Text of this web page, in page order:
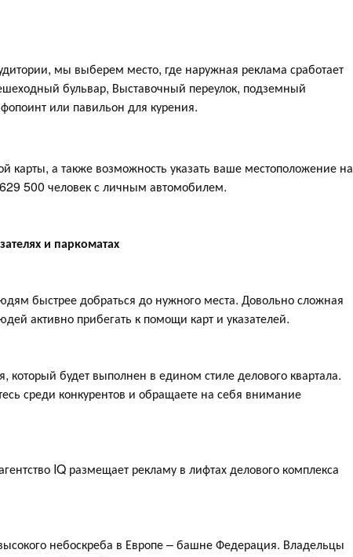
мы выберем место, где наружная реклама сработает
бульвар, Выставочный переулок, подземный
или павильон для курения.
карты, а также возможность указать ваше местоположение на
629 500 человек с личным автомобилем.
и паркоматах
быстрее добраться до нужного места. Довольно сложная
активно прибегать к помощи карт и указателей.
который будет выполнен в едином стиле делового квартала.
среди конкурентов и обращаете на себя внимание
IQ размещает рекламу в лифтах делового комплекса
небоскреба в Европе – башне Федерация. Владельцы